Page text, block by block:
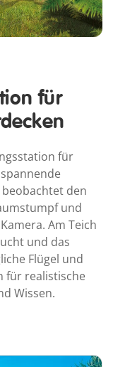
für
für
den
und
Am Teich
und das
Flügel und
für realistische
Wissen.